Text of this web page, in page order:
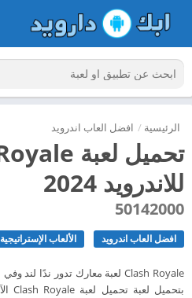
الرئيسية / افضل العاب اندرويد
للاندرويد 2024
50142000
افضل العاب اندرويد الألعاب الإستراتيجية